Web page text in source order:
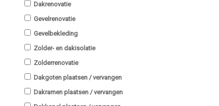
Dakrenovatie
Gevelrenovatie
Gevelbekleding
Zolder- en dakisolatie
Zolderrenovatie
Dakgoten plaatsen / vervangen
Dakramen plaatsen / vervangen